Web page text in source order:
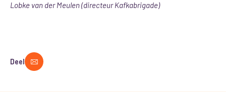
Lobke van der Meulen (directeur Kafkabrigade)
Deel